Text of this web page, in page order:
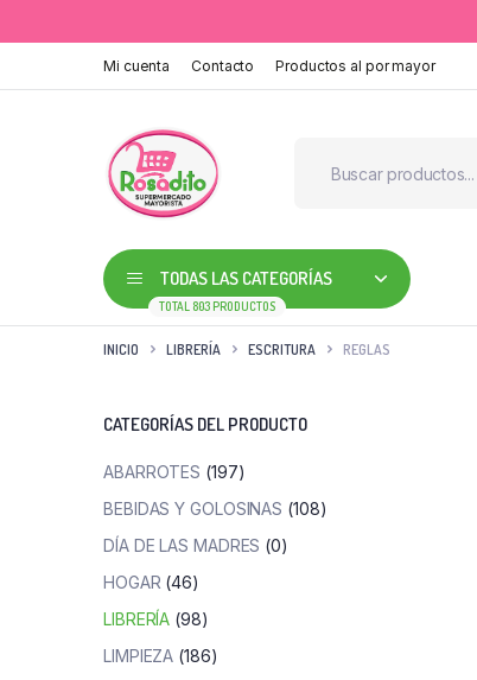
Mi cuenta Contacto Productos al por mayor
TODAS LAS CATEGORÍAS
TOTAL 803 PRODUCTOS
INICIO LIBRERÍA ESCRITURA REGLAS
CATEGORÍAS DEL PRODUCTO
ABARROTES (197)
BEBIDAS Y GOLOSINAS (108)
DÍA DE LAS MADRES (0)
HOGAR (46)
LIBRERÍA (98)
LIMPIEZA (186)